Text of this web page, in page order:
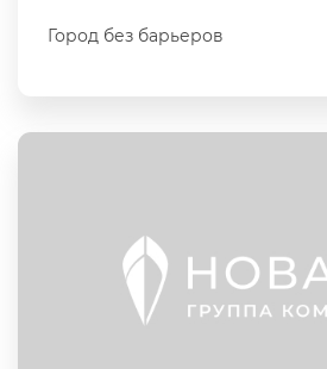
Город без барьеров